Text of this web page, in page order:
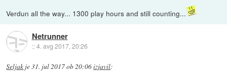
Verdun all the way... 1300 play hours and still counting...
Netrunner
::4. avg 2017, 20:26
Seljak je31. jul 2017 ob 20:06izjavil: